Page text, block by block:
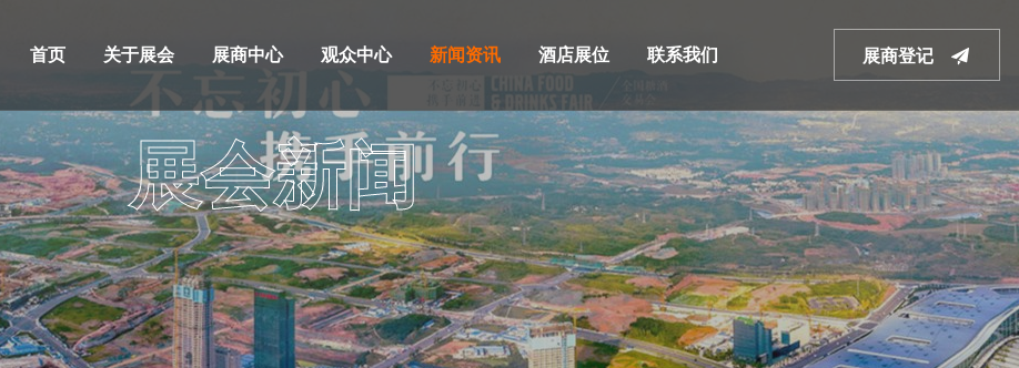
首页 关于展会 展商中心 观众中心 新闻资讯 酒店展位 联系我们 展商登记
展会新闻